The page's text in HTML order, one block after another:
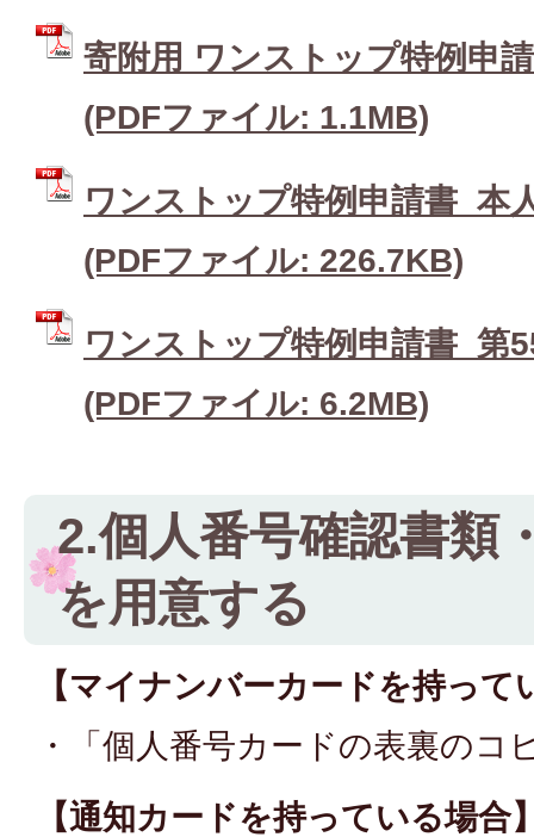
寄附用 ワンストップ特例申
(PDFファイル: 1.1MB)
ワンストップ特例申請書_本
(PDFファイル: 226.7KB)
ワンストップ特例申請書_第
(PDFファイル: 6.2MB)
2.個人番号確認書類
を用意する
【マイナンバーカードを持って
・「個人番号カードの表裏のコ
【通知カードを持っている場合